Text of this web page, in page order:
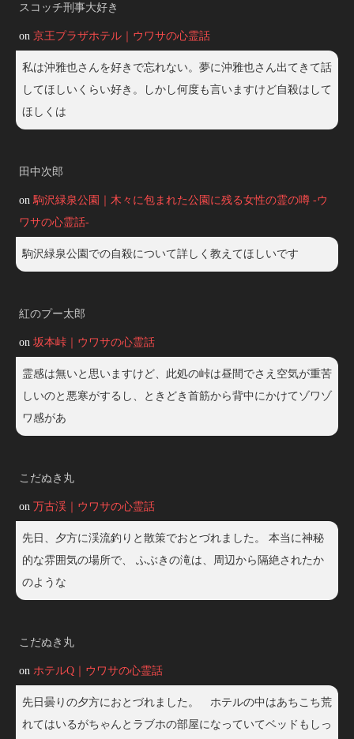
スコッチ刑事大好き
on 京王プラザホテル｜ウワサの心霊話
私は沖雅也さんを好きで忘れない。夢に沖雅也さん出てきて話
してほしいくらい好き。しかし何度も言いますけど自殺はして
ほしくは
田中次郎
on 駒沢緑泉公園｜木々に包まれた公園に残る女性の霊の噂 -ウ
ワサの心霊話-
駒沢緑泉公園での自殺について詳しく教えてほしいです
紅のプー太郎
on 坂本峠｜ウワサの心霊話
霊感は無いと思いますけど、此処の峠は昼間でさえ空気が重苦
しいのと悪寒がするし、ときどき首筋から背中にかけてゾワゾ
ワ感があ
こだぬき丸
on 万古渓｜ウワサの心霊話
先日、夕方に渓流釣りと散策でおとづれました。 本当に神秘
的な雰囲気の場所で、 ふぶきの滝は、周辺から隔絶されたか
のような
こだぬき丸
on ホテルQ｜ウワサの心霊話
先日曇りの夕方におとづれました。 ホテルの中はあちこち荒
れてはいるがちゃんとラブホの部屋になっていてベッドもしっ